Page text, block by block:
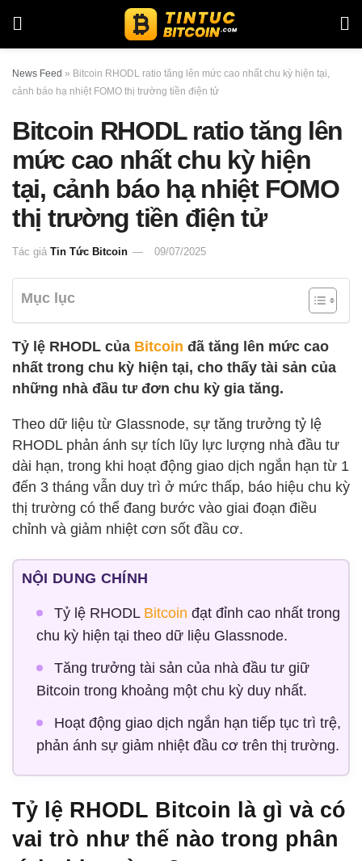
News Feed » Bitcoin RHODL ratio tăng lên mức cao nhất chu kỳ hiện tại,
cảnh báo hạ nhiệt FOMO thị trường tiền điện tử
Bitcoin RHODL ratio tăng lên
mức cao nhất chu kỳ hiện
tại, cảnh báo hạ nhiệt FOMO
thị trường tiền điện tử
Tác giả Tin Tức Bitcoin 09/07/2025
Mục lục
Tỷ lệ RHODL của Bitcoin đã tăng lên mức cao
nhất trong chu kỳ hiện tại, cho thấy tài sản của
những nhà đầu tư đơn chu kỳ gia tăng.
Theo dữ liệu từ Glassnode, sự tăng trưởng tỷ lệ
RHODL phản ánh sự tích lũy lực lượng nhà đầu tư
dài hạn, trong khi hoạt động giao dịch ngắn hạn từ 1
đến 3 tháng vẫn duy trì ở mức thấp, báo hiệu chu kỳ
thị trường có thể đang bước vào giai đoạn điều
chỉnh và giảm nhiệt cơn sốt đầu cơ.
NỘI DUNG CHÍNH
Tỷ lệ RHODL Bitcoin đạt đỉnh cao nhất trong
chu kỳ hiện tại theo dữ liệu Glassnode.
Tăng trưởng tài sản của nhà đầu tư giữ
Bitcoin trong khoảng một chu kỳ duy nhất.
Hoạt động giao dịch ngắn hạn tiếp tục trì trệ,
phản ánh sự giảm nhiệt đầu cơ trên thị trường.
Tỷ lệ RHODL Bitcoin là gì và có
vai trò như thế nào trong phân